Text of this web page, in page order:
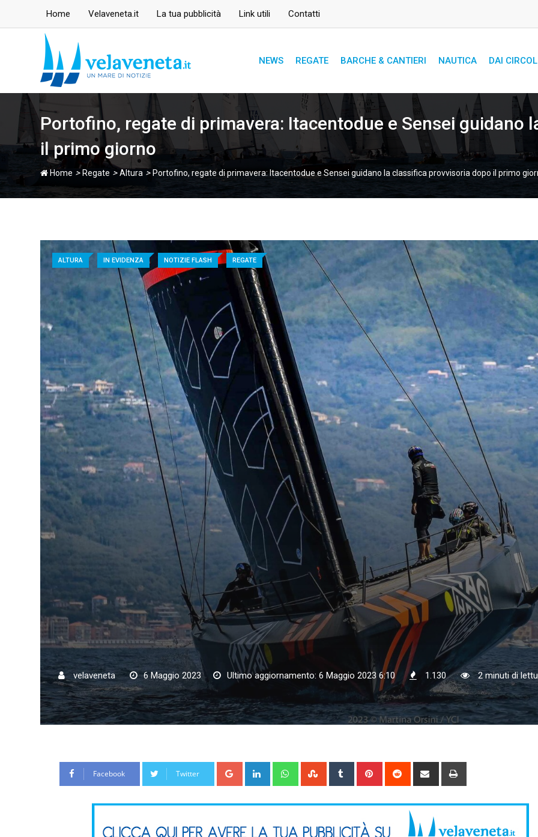
Home Velaveneta.it La tua pubblicità Link utili Contatti
NEWS REGATE BARCHE & CANTIERI NAUTICA DAI
Portofino, regate di primavera: Itacentodue e Sensei guidano
il primo giorno
Home > Regate >Altura > Portofino, regate di primavera: Itacentodue e Sensei guidano la classifica provvisoria dopo il primo
ALTURA IN EVIDENZA NOTIZIE FLASH REGATE
velaveneta 6 Maggio 2023 Ultimo aggiornamento: 6 Maggio 2023 6:10 1.130 2 minuti di
Facebook Twitter Google+ LinkedIn WhatsappStumbleUpon
Tumblr Pinterest Reddit
Share